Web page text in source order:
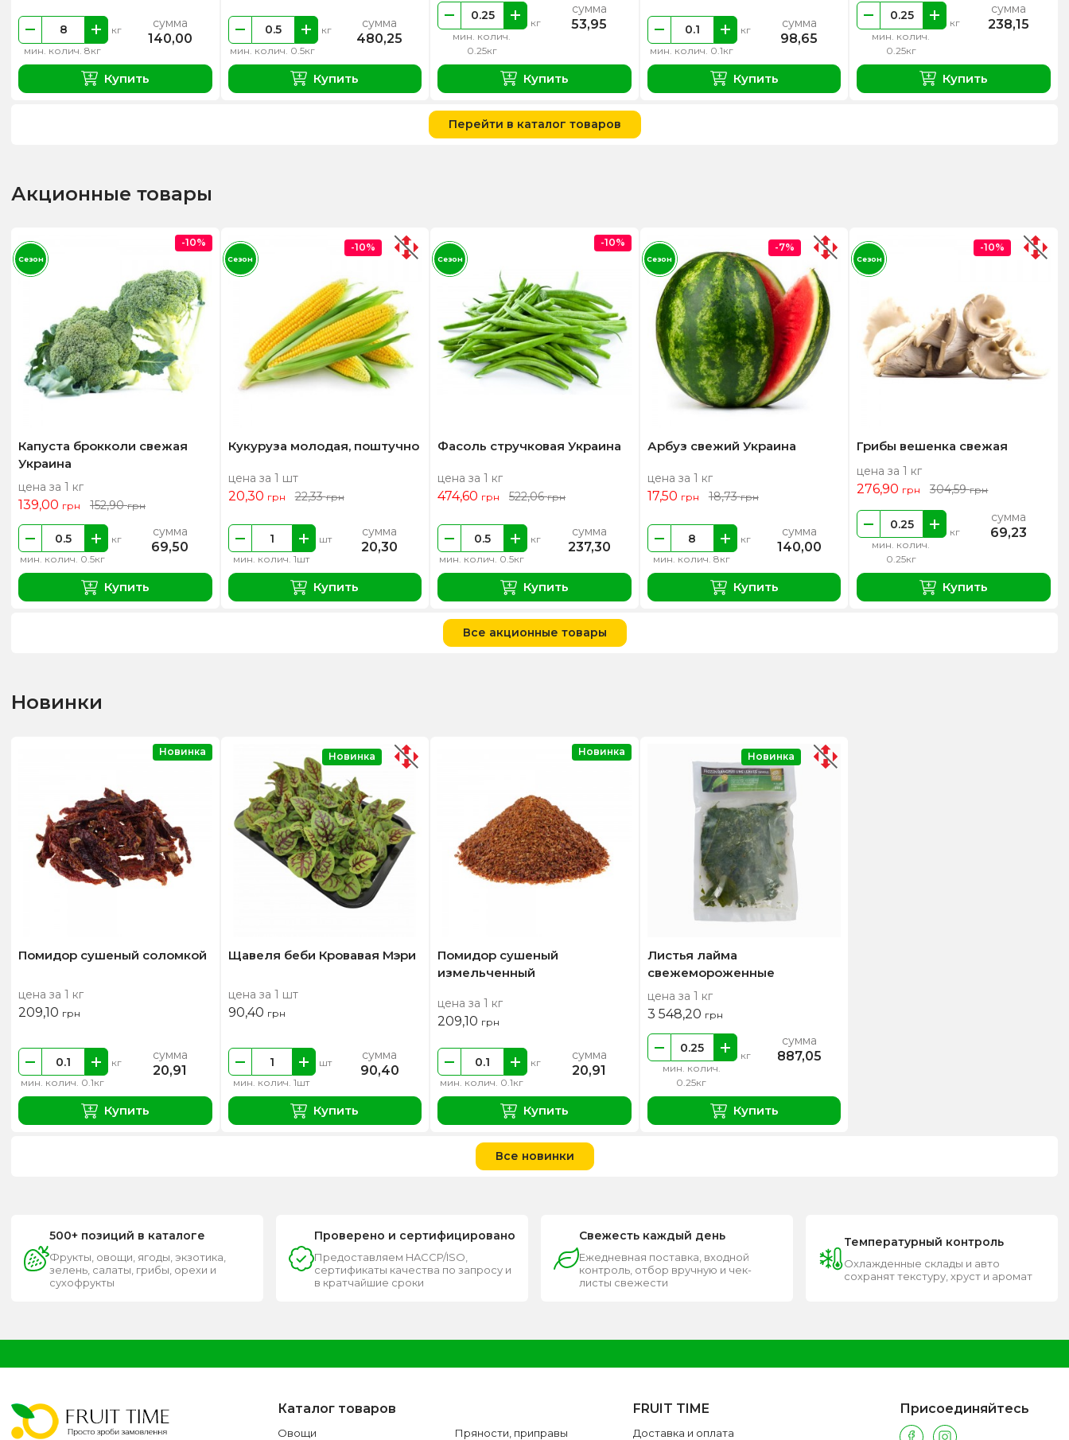
мин. колич. 8кг
кг сумма
140,00
Купить
мин. колич. 0.5кг
кг сумма
480,25
Купить
мин. колич.
0.25кг
кг
сумма
53,95
Купить
мин. колич. 0.1кг
кг сумма
98,65
Купить
мин. колич.
0.25кг
кг
сумма
238,15
Купить
Перейти в каталог товаров
Акционные товары
Капуста брокколи свежая
Украина
цена за 1 кг
139,00 грн 152,90грн
мин. колич. 0.5кг
кг сумма
69,50
Купить
-10%
Сезон
Кукуруза молодая, поштучно
цена за 1 шт
20,30 грн 22,33грн
мин. колич. 1шт
шт сумма
20,30
Купить
-10%
Сезон
Фасоль стручковая Украина
цена за 1 кг
474,60 грн 522,06грн
мин. колич. 0.5кг
кг сумма
237,30
Купить
-10%
Сезон
Арбуз свежий Украина
цена за 1 кг
17,50 грн 18,73грн
мин. колич. 8кг
кг сумма
140,00
Купить
-7%
Сезон
Грибы вешенка свежая
цена за 1 кг
276,90 грн 304,59грн
мин. колич.
0.25кг
кг
сумма
69,23
Купить
-10%
Сезон
Все акционные товары
Новинки
Помидор сушеный соломкой
цена за 1 кг
209,10 грн
мин. колич. 0.1кг
кг сумма
20,91
Купить
Новинка
Щавеля беби Кровавая Мэри
цена за 1 шт
90,40 грн
мин. колич. 1шт
шт сумма
90,40
Купить
Новинка
Помидор сушеный
измельченный
цена за 1 кг
209,10 грн
мин. колич. 0.1кг
кг сумма
20,91
Купить
Новинка
Листья лайма
свежемороженные
цена за 1 кг
3 548,20 грн
мин. колич.
0.25кг
кг
сумма
887,05
Купить
Новинка
Все новинки
500+ позиций в каталоге
Фрукты, овощи, ягоды, экзотика,
зелень, салаты, грибы, орехи и
сухофрукты
Проверено и сертифицировано
Предоставляем HACCP/ISO,
сертификаты качества по запросу и
в кратчайшие сроки
Свежесть каждый день
Ежедневная поставка, входной
контроль, отбор вручную и чек-
листы свежести
Температурный контроль
Охлажденные склады и авто
сохранят текстуру, хруст и аромат
Каталог товаров
Овощи Пряности, приправы
FRUIT TIME
Доставка и оплата
Присоединяйтесь